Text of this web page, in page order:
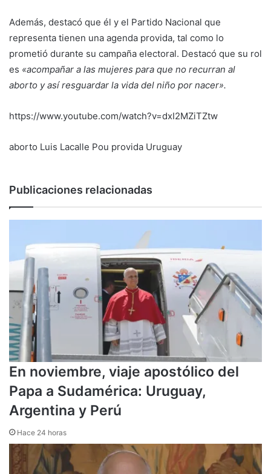
Además, destacó que él y el Partido Nacional que
representa tienen una agenda provida, tal como lo
prometió durante su campaña electoral. Destacó que su rol
es «acompañar a las mujeres para que no recurran al
aborto y así resguardar la vida del niño por nacer».
https://www.youtube.com/watch?v=dxI2MZiTZtw
aborto Luis Lacalle Pou provida Uruguay
Publicaciones relacionadas
En noviembre, viaje apostólico del
Papa a Sudamérica: Uruguay,
Argentina y Perú
Hace 24 horas